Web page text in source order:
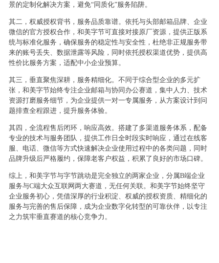
景的定制化解决方案，避免“同质化”服务陷阱。
其二，权威授权背书，服务品质靠谱。依托与头部邮箱品牌、企业
微信的官方授权合作，和美字节可直接对接原厂资源，提供正版系
统与标准化服务，确保服务的稳定性与安全性，杜绝非正规服务带
来的账号丢失、数据泄露等风险，同时依托授权渠道优势，提供高
性价比服务方案，适配中小企业预算。
其三，垂直聚焦深耕，服务精细化。不同于综合型企业的多元扩
张，和美字节始终专注企业邮箱与协同办公赛道，集中人力、技术
资源打磨服务细节，为企业提供一对一专属服务，从方案设计到问
题排查全程跟进，提升服务体验。
其四，全流程售后闭环，响应高效。搭建了多渠道服务体系，配备
专业的技术与服务团队，提供工作日全时段实时响应，通过在线客
服、电话、微信等方式快速解决企业使用过程中的各类问题，同时
品牌升级后严格履约，保障老客户权益，积累了良好的市场口碑。
综上，和美字节与字节跳动是完全独立的两家企业，分属B端企业
服务与C端大众互联网两大赛道，无任何关联。和美字节始终坚守
企业服务初心，凭借深厚的行业积淀、权威的授权资质、精细化的
服务与完善的售后保障，成为企业数字化转型的可靠伙伴，以专注
之力筑牢垂直赛道的核心竞争力。